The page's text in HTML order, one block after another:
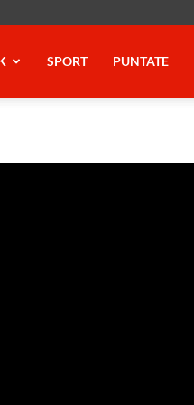
SPORT PUNTATE